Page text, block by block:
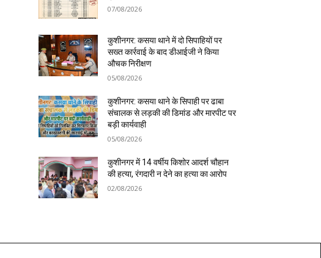
07/08/2026
कुशीनगर: कसया थाने में दो सिपाहियों पर
सख्त कार्रवाई के बाद डीआईजी ने किया
औचक निरीक्षण
05/08/2026
कुशीनगर: कसया थाने के सिपाही पर ढाबा
संचालक से लड़की की डिमांड और मारपीट पर
बड़ी कार्यवाही
05/08/2026
कुशीनगर में 14 वर्षीय किशोर आदर्श चौहान
की हत्या, रंगदारी न देने का हत्या का आरोप
02/08/2026